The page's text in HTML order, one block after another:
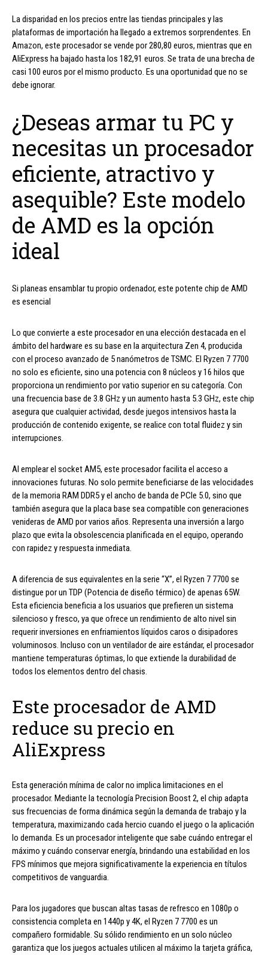
La disparidad en los precios entre las tiendas principales y las
plataformas de importación ha llegado a extremos sorprendentes. En
Amazon, este procesador se vende por 280,80 euros, mientras que en
AliExpress ha bajado hasta los 182,91 euros. Se trata de una brecha de
casi 100 euros por el mismo producto. Es una oportunidad que no se
debe ignorar.
¿Deseas armar tu PC y
necesitas un procesador
eficiente, atractivo y
asequible? Este modelo
de AMD es la opción
ideal
Si planeas ensamblar tu propio ordenador, este potente chip de AMD
es esencial
Lo que convierte a este procesador en una elección destacada en el
ámbito del hardware es su base en la arquitectura Zen 4, producida
con el proceso avanzado de 5 nanómetros de TSMC. El Ryzen 7 7700
no solo es eficiente, sino una potencia con 8 núcleos y 16 hilos que
proporciona un rendimiento por vatio superior en su categoría. Con
una frecuencia base de 3.8 GHz y un aumento hasta 5.3 GHz, este chip
asegura que cualquier actividad, desde juegos intensivos hasta la
producción de contenido exigente, se realice con total fluidez y sin
interrupciones.
Al emplear el socket AM5, este procesador facilita el acceso a
innovaciones futuras. No solo permite beneficiarse de las velocidades
de la memoria RAM DDR5 y el ancho de banda de PCIe 5.0, sino que
también asegura que la placa base sea compatible con generaciones
venideras de AMD por varios años. Representa una inversión a largo
plazo que evita la obsolescencia planificada en el equipo, operando
con rapidez y respuesta inmediata.
A diferencia de sus equivalentes en la serie “X”, el Ryzen 7 7700 se
distingue por un TDP (Potencia de diseño térmico) de apenas 65W.
Esta eficiencia beneficia a los usuarios que prefieren un sistema
silencioso y fresco, ya que ofrece un rendimiento de alto nivel sin
requerir inversiones en enfriamientos líquidos caros o disipadores
voluminosos. Incluso con un ventilador de aire estándar, el procesador
mantiene temperaturas óptimas, lo que extiende la durabilidad de
todos los elementos dentro del chasis.
Este procesador de AMD
reduce su precio en
AliExpress
Esta generación mínima de calor no implica limitaciones en el
procesador. Mediante la tecnología Precision Boost 2, el chip adapta
sus frecuencias de forma dinámica según la demanda de trabajo y la
temperatura, maximizando cada hercio cuando el juego o la aplicación
lo demanda. Es un procesador inteligente que sabe cuándo entregar el
máximo y cuándo conservar energía, brindando una estabilidad en los
FPS mínimos que mejora significativamente la experiencia en títulos
competitivos de vanguardia.
Para los jugadores que buscan altas tasas de refresco en 1080p o
consistencia completa en 1440p y 4K, el Ryzen 7 7700 es un
compañero formidable. Su sólido rendimiento en un solo núcleo
garantiza que los juegos actuales utilicen al máximo la tarjeta gráfica,